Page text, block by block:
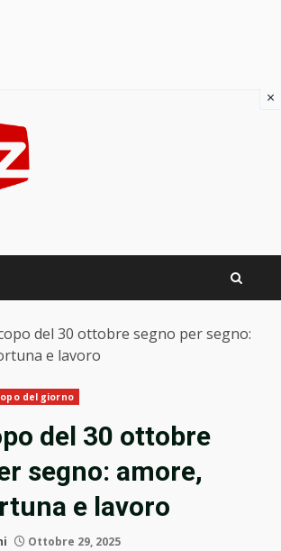
del 30 ottobre segno per segno:
e lavoro
del giorno
del 30 ottobre
segno: amore,
e lavoro
Ottobre 29, 2025
×